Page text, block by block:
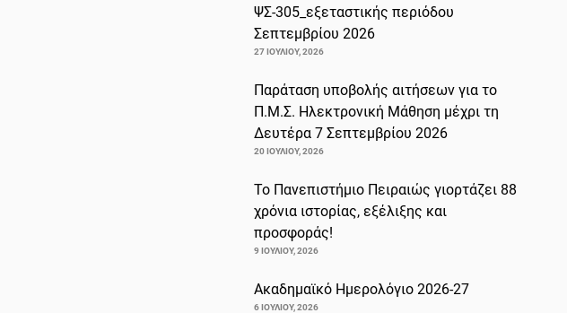
ΨΣ-305_εξεταστικής περιόδου
Σεπτεμβρίου 2026
27 ΙΟΥΛΊΟΥ, 2026
Παράταση υποβολής αιτήσεων για το
Π.Μ.Σ. Ηλεκτρονική Μάθηση μέχρι τη
Δευτέρα 7 Σεπτεμβρίου 2026
20 ΙΟΥΛΊΟΥ, 2026
Το Πανεπιστήμιο Πειραιώς γιορτάζει 88
χρόνια ιστορίας, εξέλιξης και
προσφοράς!
9 ΙΟΥΛΊΟΥ, 2026
Ακαδημαϊκό Ημερολόγιο 2026-27
6 ΙΟΥΛΊΟΥ, 2026